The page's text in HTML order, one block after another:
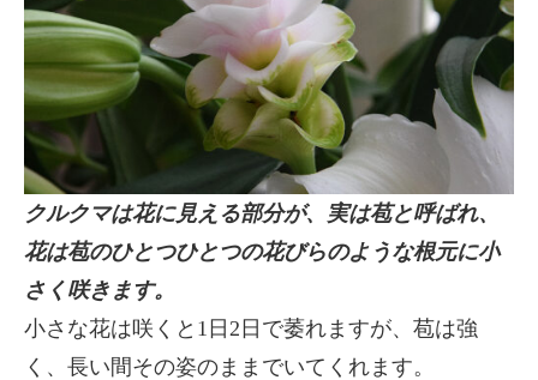
クルクマは花に見える部分が、実は苞と呼ばれ、
花は苞のひとつひとつの花びらのような根元に小
さく咲きます。
小さな花は咲くと1日2日で萎れますが、苞は強
く、長い間その姿のままでいてくれます。